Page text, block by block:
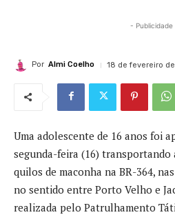
- Publicidade
Por Almi Coelho 18 de fevereiro
Uma adolescente de 16 anos foi
segunda-feira (16) transportando
quilos de maconha na BR-364,
no sentido entre Porto Velho e
realizada pelo Patrulhamento